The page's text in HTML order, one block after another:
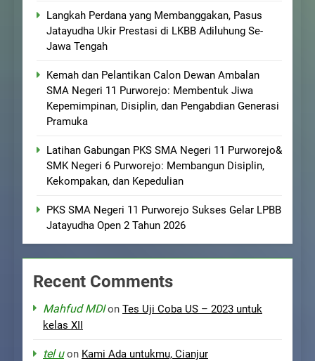
Langkah Perdana yang Membanggakan, Pasus
Jatayudha Ukir Prestasi di LKBB Adiluhung Se-
Jawa Tengah
Kemah dan Pelantikan Calon Dewan Ambalan
SMA Negeri 11 Purworejo: Membentuk Jiwa
Kepemimpinan, Disiplin, dan Pengabdian Generasi
Pramuka
Latihan Gabungan PKS SMA Negeri 11 Purworejo&
SMK Negeri 6 Purworejo: Membangun Disiplin,
Kekompakan, dan Kepedulian
PKS SMA Negeri 11 Purworejo Sukses Gelar LPBB
Jatayudha Open 2 Tahun 2026
Recent Comments
Mahfud MDIon Tes Uji Coba US – 2023 untuk
kelas XII
tel uon Kami Ada untukmu, Cianjur